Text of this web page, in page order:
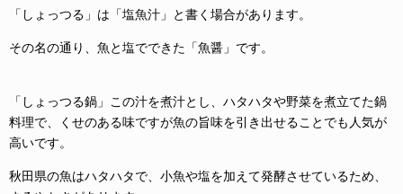
「しょっつる」は「塩魚汁」と書く場合があります。
その名の通り、魚と塩でできた「魚醤」です。
「しょっつる鍋」この汁を煮汁とし、ハタハタや野菜を煮立てた鍋
料理で、くせのある味ですが魚の旨味を引き出せることでも人気が
高いです。
秋田県の魚はハタハタで、小魚や塩を加えて発酵させているため、